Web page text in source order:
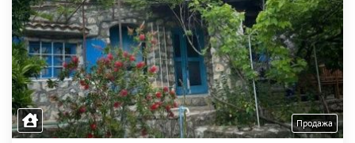
Продажа